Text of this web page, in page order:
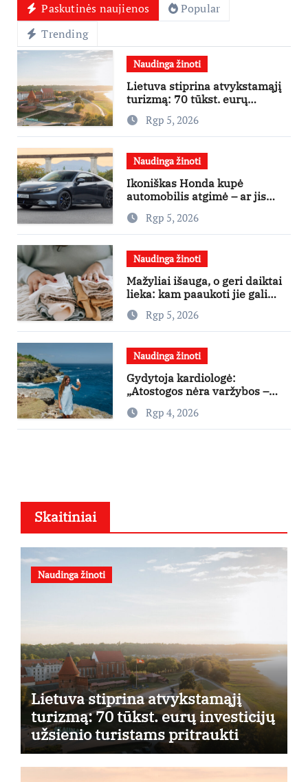
Paskutinės naujienos
Popular
Trending
Naudinga žinoti
Lietuva stiprina atvykstamąjį
turizmą: 70 tūkst. eurų
investicijų užsienio turistams
pritraukti
Rgp 5, 2026
Naudinga žinoti
Ikoniškas Honda kupė
automobilis atgimė – ar jis
pateisins pirkėjų lūkesčius?
Rgp 5, 2026
Naudinga žinoti
Mažyliai išauga, o geri daiktai
lieka: kam paaukoti jie gali
būti aukso vertės?
Rgp 5, 2026
Naudinga žinoti
Gydytoja kardiologė:
„Atostogos nėra varžybos –
nereikia stengtis per vieną
dieną pamatyti visų lankytinų
vietų“
Rgp 4, 2026
Skaitiniai
Naudinga žinoti
Lietuva stiprina atvykstamąjį
turizmą: 70 tūkst. eurų investicijų
užsienio turistams pritraukti